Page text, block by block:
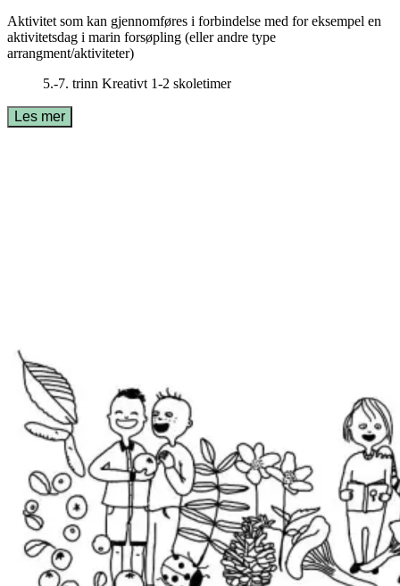
Aktivitet som kan gjennomføres i forbindelse med for eksempel en
aktivitetsdag i marin forsøpling (eller andre type
arrangment/aktiviteter)
5.-7. trinn Kreativt 1-2 skoletimer
Les mer